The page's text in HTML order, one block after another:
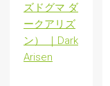
ズドグマ ダ
ークアリズ
ン） ｜Dark
Arisen